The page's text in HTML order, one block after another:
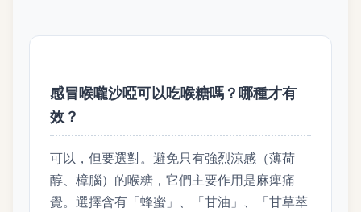
感冒喉嚨沙啞可以吃喉糖嗎？哪種才有
效？
可以，但要選對。避免只有強烈涼感（薄荷
醇、樟腦）的喉糖，它們主要作用是麻痺痛
覺。選擇含有「蜂蜜」、「甘油」、「甘草萃